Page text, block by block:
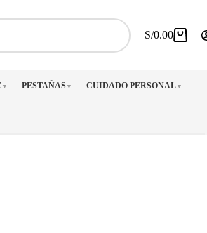
Carro
S/0.00
▼ PESTAÑAS ▼ CUIDADO PERSONAL ▼